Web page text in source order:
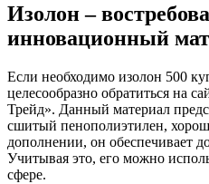
Изолон –
инновационный
Если необходимо изолон 500
целесообразно обратиться на
Трейд». Данный материал
сшитый пенополиэтилен,
дополнении, он обеспечивает
Учитывая это, его можно
сфере.